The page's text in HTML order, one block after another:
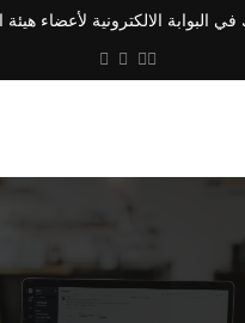
البوابة الالكترونية لأعضاء